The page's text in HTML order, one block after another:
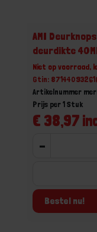
AMI
deurdikte
Niet op voorraad,
Gtin:
Artikelnummer
€ 38,97
Prijs per 1 Stuk
-
Bestel nu!